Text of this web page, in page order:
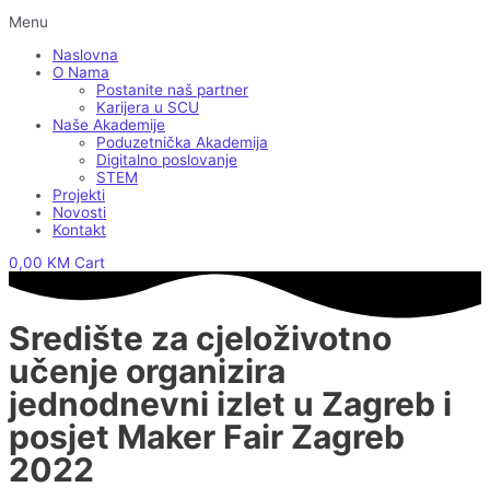
Menu
Naslovna
O Nama
Postanite naš partner
Karijera u SCU
Naše Akademije
Poduzetnička Akademija
Digitalno poslovanje
STEM
Projekti
Novosti
Kontakt
0,00 KM Cart
Središte za cjeloživotno
učenje organizira
jednodnevni izlet u Zagreb i
posjet Maker Fair Zagreb
2022